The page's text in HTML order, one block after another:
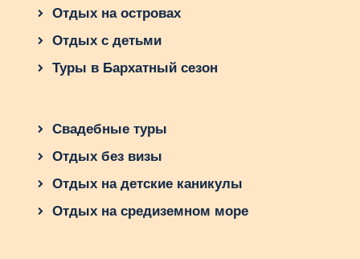
Отдых на островах
Отдых с детьми
Туры в Бархатный сезон
Свадебные туры
Отдых без визы
Отдых на детские каникулы
Отдых на средиземном море